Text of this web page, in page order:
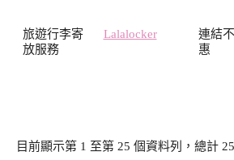
旅遊行李寄
放服務
Lalalocker
連結
惠
目前顯示第 1 至第 25 個資料列，總計